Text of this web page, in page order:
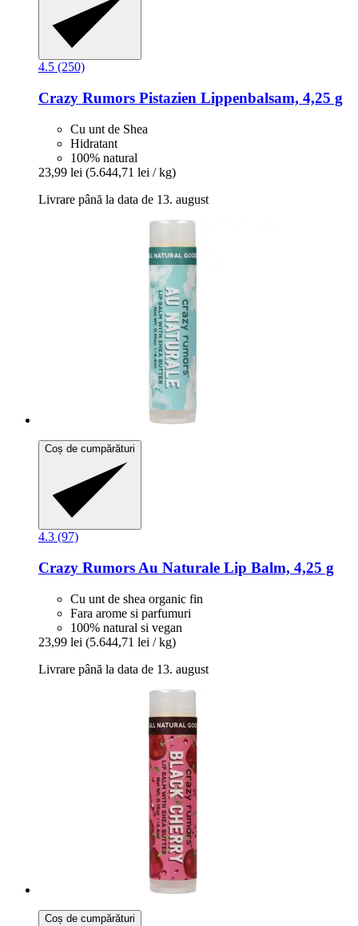
4.5 (250)
Crazy Rumors Pistazien Lippenbalsam, 4,25 g
Cu unt de Shea
Hidratant
100% natural
23,99 lei (5.644,71 lei / kg)
Livrare până la data de 13. august
Coș de cumpărături
4.3 (97)
Crazy Rumors Au Naturale Lip Balm, 4,25 g
Cu unt de shea organic fin
Fara arome si parfumuri
100% natural si vegan
23,99 lei (5.644,71 lei / kg)
Livrare până la data de 13. august
Coș de cumpărături